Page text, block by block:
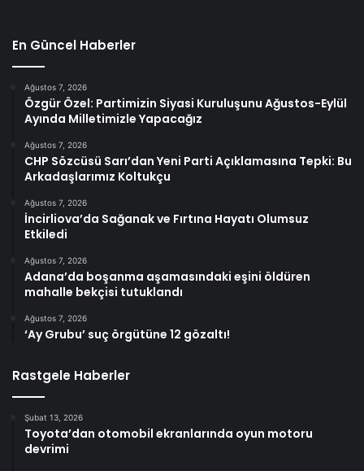
En Güncel Haberler
Ağustos 7, 2026
Özgür Özel: Partimizin Siyasi Kuruluşunu Ağustos-Eylül
Ayında Milletimizle Yapacağız
Ağustos 7, 2026
CHP Sözcüsü Sarı’dan Yeni Parti Açıklamasına Tepki: Bu
Arkadaşlarımız Koltukçu
Ağustos 7, 2026
İncirliova’da Sağanak ve Fırtına Hayatı Olumsuz
Etkiledi
Ağustos 7, 2026
Adana’da boşanma aşamasındaki eşini öldüren
mahalle bekçisi tutuklandı
Ağustos 7, 2026
‘Ay Grubu’ suç örgütüne 12 gözaltı!
Rastgele Haberler
Şubat 13, 2026
Toyota’dan otomobil ekranlarında oyun motoru
devrimi